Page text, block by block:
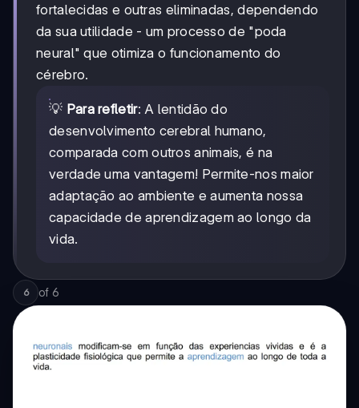
fortalecidas e outras eliminadas, dependendo
da sua utilidade - um processo de "poda
neural" que otimiza o funcionamento do
cérebro.
💡 Para refletir: A lentidão do
desenvolvimento cerebral humano,
comparada com outros animais, é na
verdade uma vantagem! Permite-nos maior
adaptação ao ambiente e aumenta nossa
capacidade de aprendizagem ao longo da
vida.
6 of 6